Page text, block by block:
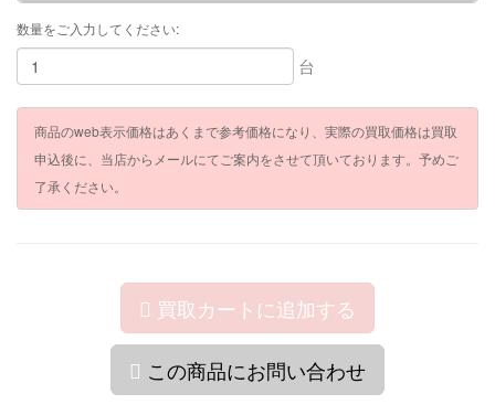
数量をご入力してください:
台
商品のweb表示価格はあくまで参考価格になり、実際の買取価格は買取
申込後に、当店からメールにてご案内をさせて頂いております。予めご
了承ください。
買取カートに追加する
この商品にお問い合わせ